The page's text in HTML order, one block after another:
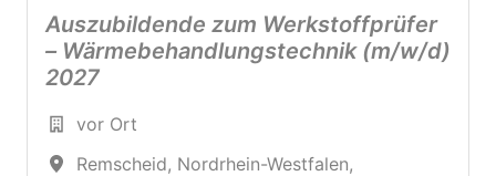
Auszubildende zum Werkstoffprüfer
– Wärmebehandlungstechnik (m/w/d)
2027
vor Ort
Remscheid, Nordrhein-Westfalen,